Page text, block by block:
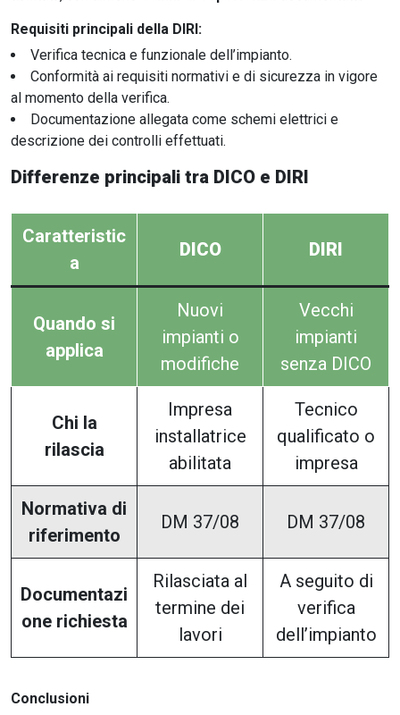
Requisiti principali della DIRI:
Verifica tecnica e funzionale dell’impianto.
Conformità ai requisiti normativi e di sicurezza in vigore
al momento della verifica.
Documentazione allegata come schemi elettrici e
descrizione dei controlli effettuati.
Differenze principali tra DICO e DIRI
Caratteristic
a
DICO DIRI
Quando si
applica
Nuovi
impianti o
modifiche
Vecchi
impianti
senza DICO
Chi la
rilascia
Impresa
installatrice
abilitata
Tecnico
qualificato o
impresa
Normativa di
riferimento
DM 37/08 DM 37/08
Documentazi
one richiesta
Rilasciata al
termine dei
lavori
A seguito di
verifica
dell’impianto
Conclusioni